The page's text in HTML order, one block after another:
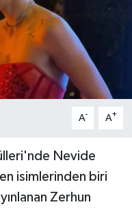
A- A+
Nevide
isimlerinden biri
Zerhun